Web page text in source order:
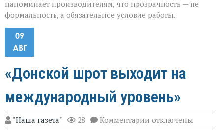
напоминает производителям, что прозрачность — не
формальность, а обязательное условие работы.
09
АВГ
«Донской шрот выходит на
международный уровень»
"Наша газета" 28 Комментарии к
записи
отключены